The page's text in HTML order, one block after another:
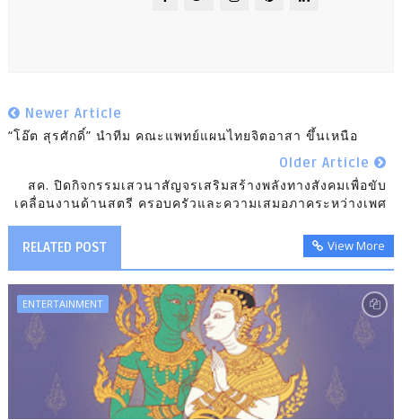
Newer Article
“โอ๊ต สุรศักดิ์” นำทีม คณะแพทย์แผนไทยจิตอาสา ขึ้นเหนือ
Older Article
สค. ปิดกิจกรรมเสวนาสัญจรเสริมสร้างพลังทางสังคมเพื่อขับ
เคลื่อนงานด้านสตรี ครอบครัวและความเสมอภาคระหว่างเพศ
RELATED POST View More
ENTERTAINMENT